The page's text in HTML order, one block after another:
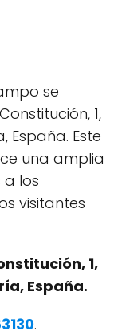
se
1,
España. Este
una amplia
a los
visitantes
1,
España.
.